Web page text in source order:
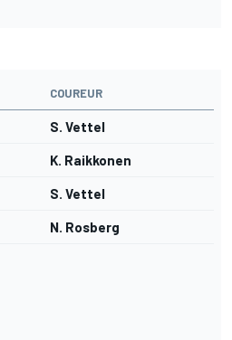
COUREUR
S. Vettel
K. Raikkonen
S. Vettel
N. Rosberg